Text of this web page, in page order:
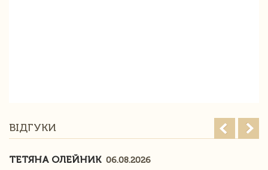
ВІДГУКИ
ТЕТЯНА ОЛЕЙНИК 06.08.2026